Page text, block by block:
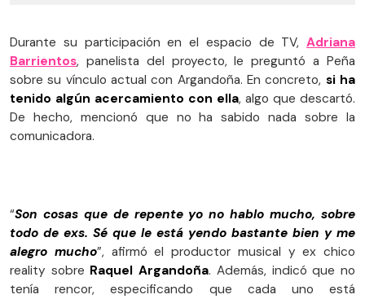
Durante su participación en el espacio de TV, Adriana
Barrientos, panelista del proyecto, le preguntó a Peña
sobre su vínculo actual con Argandoña. En concreto, si ha
tenido algún acercamiento con ella, algo que descartó.
De hecho, mencionó que no ha sabido nada sobre la
comunicadora.
“Son cosas que de repente yo no hablo mucho, sobre
todo de exs. Sé que le está yendo bastante bien y me
alegro mucho”, afirmó el productor musical y ex chico
reality sobre Raquel Argandoña. Además, indicó que no
tenía rencor, especificando que cada uno está